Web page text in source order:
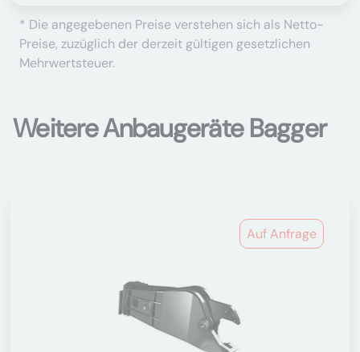
* Die angegebenen Preise verstehen sich als Netto-
Preise, zuzüglich der derzeit gültigen gesetzlichen
Mehrwertsteuer.
Weitere Anbaugeräte Bagger
Auf Anfrage